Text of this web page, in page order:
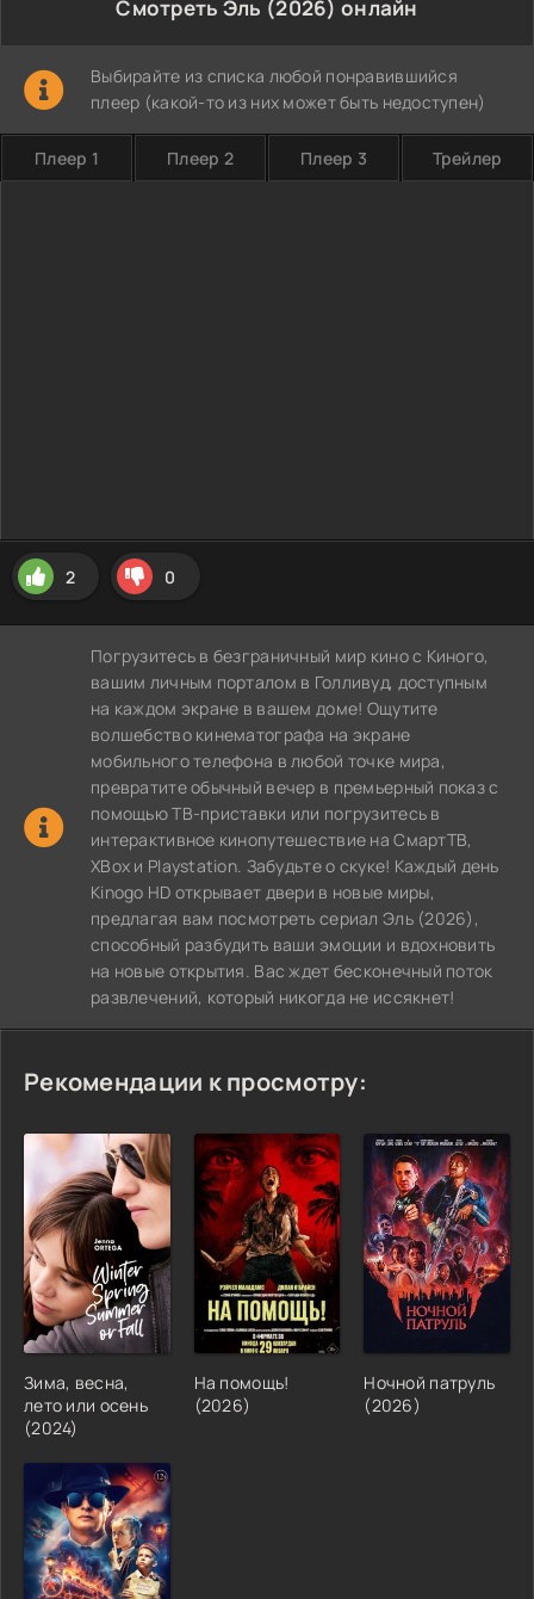
Смотреть Эль (2026) онлайн
Выбирайте из списка любой понравившийся
плеер (какой-то из них может быть недоступен)
Плеер 1 Плеер 2 Плеер 3 Трейлер
2 0
Погрузитесь в безграничный мир кино с Киного,
вашим личным порталом в Голливуд, доступным
на каждом экране в вашем доме! Ощутите
волшебство кинематографа на экране
мобильного телефона в любой точке мира,
превратите обычный вечер в премьерный показ с
помощью ТВ-приставки или погрузитесь в
интерактивное кинопутешествие на СмартТВ,
XBox и Playstation. Забудьте о скуке! Каждый день
Kinogo HD открывает двери в новые миры,
предлагая вам посмотреть сериал Эль (2026),
способный разбудить ваши эмоции и вдохновить
на новые открытия. Вас ждет бесконечный поток
развлечений, который никогда не иссякнет!
Рекомендации к просмотру:
Зима, весна,
лето или осень
(2024)
На помощь!
(2026)
Ночной патруль
(2026)